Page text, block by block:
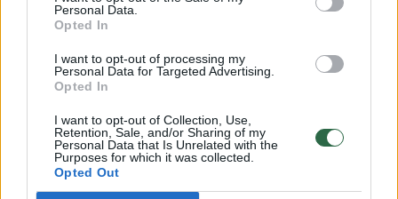
Personal Data.
Opted In
I want to opt-out of processing my
Personal Data for Targeted Advertising.
Opted In
I want to opt-out of Collection, Use,
Retention, Sale, and/or Sharing of my
Personal Data that Is Unrelated with the
Purposes for which it was collected.
Opted Out
Rusijos pramonės ir prekybos ministerija
patvirtino gavusi laišką ir pažymėjo, kad
ministerijai, „imamasi priemonių, kad viešasis
sektorius ir komercinės įmonės būtų
aprūpintos pakankamu kiekiu rusiškos